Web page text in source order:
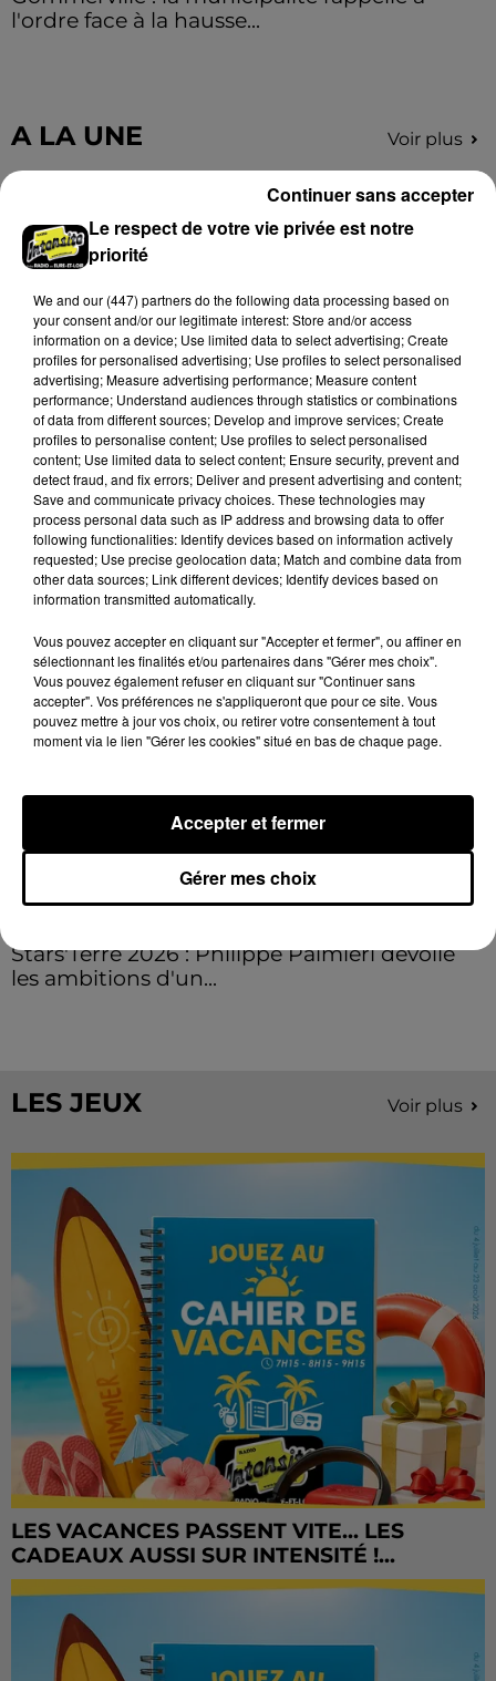
l'ordre face à la hausse...
hausse...
A LA UNE Voir plus
Dans le Perche eurélien, un nouveau grave
accident de la route
Deux blessés ont été pris en charge, dont un en
urgence absolue.
LE GRAND FORMAT
Stars'Terre 2026 : Philippe Palmieri dévoile
les ambitions d'un...
LES JEUX Voir plus
LES VACANCES PASSENT VITE... LES
CADEAUX AUSSI SUR INTENSITÉ !...
Le respect de votre vie privée est notre
priorité
We and our (447) partnersdo the following data processing based on
your consent and/or our legitimate interest: Store and/or access
information on a device; Use limited data to select advertising; Create
profiles for personalised advertising; Use profiles to select personalised
advertising; Measure advertising performance; Measure content
performance; Understand audiences through statistics or combinations
of data from different sources; Develop and improve services; Create
profiles to personalise content; Use profiles to select personalised
content; Use limited data to select content; Ensure security, prevent and
detect fraud, and fix errors; Deliver and present advertising and content;
Save and communicate privacy choices. These technologies may
process personal data such as IP address and browsing data to offer
following functionalities: Identify devices based on information actively
requested; Use precise geolocation data; Match and combine data from
other data sources; Link different devices; Identify devices based on
information transmitted automatically.
Vous pouvez accepter en cliquant sur "Accepter et fermer", ou affiner en
sélectionnant les finalités et/ou partenaires dans "Gérer mes choix".
Vous pouvez également refuser en cliquant sur "Continuer sans
accepter". Vos préférences ne s'appliqueront que pour ce site. Vous
pouvez mettre à jour vos choix, ou retirer votre consentement à tout
moment via le lien "Gérer les cookies" situé en bas de chaque page.
Gérer mes choix
Accepter et fermer
Continuer sans accepter